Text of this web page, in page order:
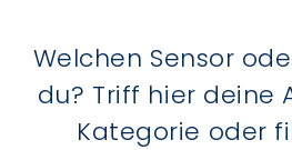
Welchen Sensor
du? Triff hier deine
Kategorie oder